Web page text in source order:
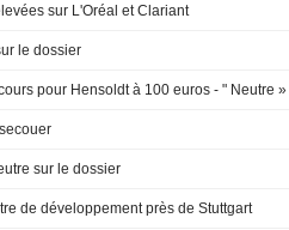
sur L'Oréal et Clariant
sur le dossier
pour Hensoldt à 100 euros - " Neutre »
à neutre sur le dossier
de développement près de Stuttgart